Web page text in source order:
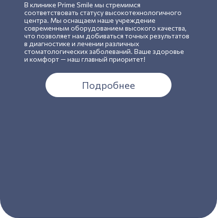
В клинике Prime Smile мы стремимся
соответствовать статусу высокотехнологичного
центра. Мы оснащаем наше учреждение
современным оборудованием высокого качества,
что позволяет нам добиваться точных результатов
в диагностике и лечении различных
стоматологических заболеваний. Ваше здоровье
и комфорт — наш главный приоритет!
Подробнее